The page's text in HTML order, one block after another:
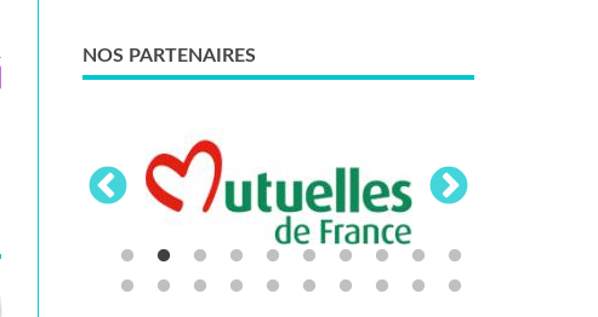
NOS PARTENAIRES